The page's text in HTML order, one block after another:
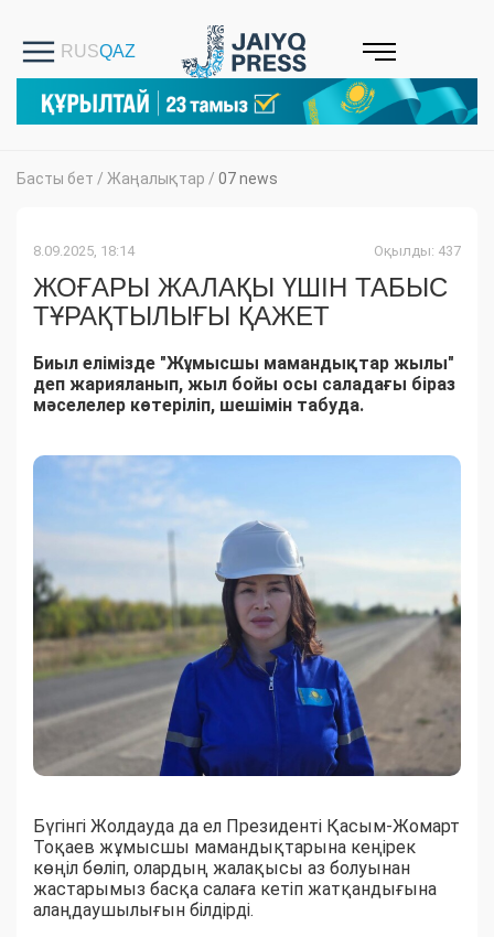
Басты бет / Жаңалықтар / 07 news
8.09.2025, 18:14 Оқылды: 437
ЖОҒАРЫ ЖАЛАҚЫ ҮШІН ТАБЫС
ТҰРАҚТЫЛЫҒЫ ҚАЖЕТ
Биыл елімізде "Жұмысшы мамандықтар жылы"
деп жарияланып, жыл бойы осы саладағы біраз
мәселелер көтеріліп, шешімін табуда.
Бүгінгі Жолдауда да ел Президенті Қасым-Жомарт
Тоқаев жұмысшы мамандықтарына кеңірек
көңіл бөліп, олардың жалақысы аз болуынан
жастарымыз басқа салаға кетіп жатқандығына
алаңдаушылығын білдірді.